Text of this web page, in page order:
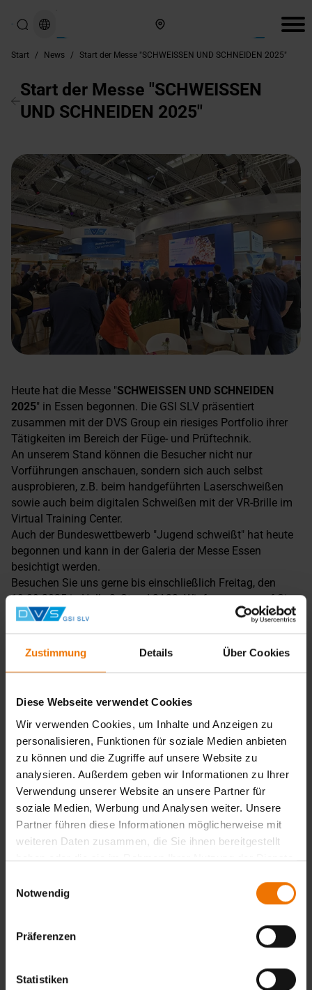
Zustimmung Details Über Cookies
Diese Webseite verwendet Cookies
Wir verwenden Cookies, um Inhalte und Anzeigen zu
personalisieren, Funktionen für soziale Medien anbieten
zu können und die Zugriffe auf unsere Website zu
analysieren. Außerdem geben wir Informationen zu Ihrer
Verwendung unserer Website an unsere Partner für
soziale Medien, Werbung und Analysen weiter. Unsere
Partner führen diese Informationen möglicherweise mit
weiteren Daten zusammen, die Sie ihnen bereitgestellt
haben oder die sie im Rahmen Ihrer Nutzung der Dienste
Notwendig
Präferenzen
Statistiken
Start / News / Start der Messe "SCHWEISSEN UND SCHNEIDEN 2025"
Start der Messe "SCHWEISSEN
UND SCHNEIDEN 2025"
Heute hat die Messe "SCHWEISSEN UND SCHNEIDEN
2025" in Essen begonnen. Die GSI SLV präsentiert
zusammen mit der DVS Group ein riesiges Portfolio ihrer
Tätigkeiten im Bereich der Füge- und Prüftechnik.
An unserem Stand können die Besucher nicht nur
Vorführungen anschauen, sondern sich auch selbst
ausprobieren, z.B. beim handgeführten Laserschweißen
sowie auch beim digitalen Schweißen mit der VR-Brille im
Virtual Training Center.
Auch der Bundeswettbewerb "Jugend schweißt" hat heute
begonnen und kann in der Galeria der Messe Essen
besichtigt werden.
Besuchen Sie uns gerne bis einschließlich Freitag, den
19.09.2025 in Halle 3, Stand 3A23. Wir freuen uns auf Sie.
News aus: GSI
Ansprechpartner
+49 203 3781-439